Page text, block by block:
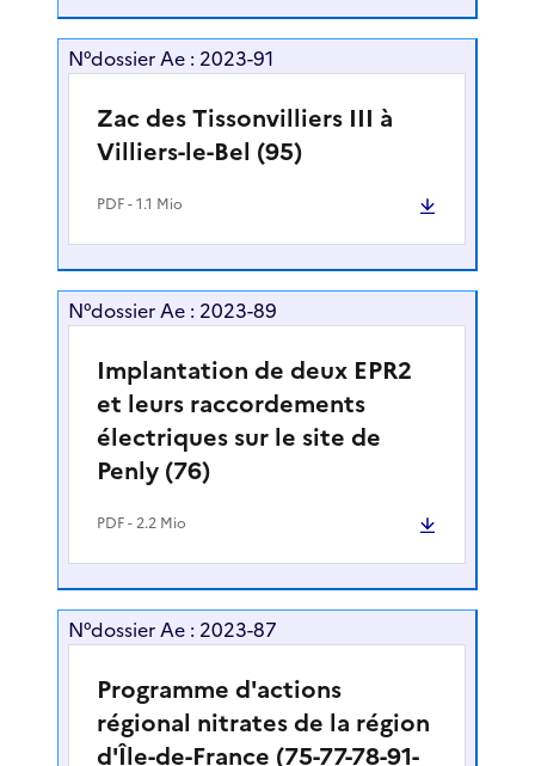
N°dossier Ae : 2023-91
Zac des Tissonvilliers III à
Villiers-le-Bel (95)
PDF- 1.1 Mio
N°dossier Ae : 2023-89
Implantation de deux EPR2
et leurs raccordements
électriques sur le site de
Penly (76)
PDF- 2.2 Mio
N°dossier Ae : 2023-87
Programme d'actions
régional nitrates de la région
d'Île-de-France (75-77-78-91-